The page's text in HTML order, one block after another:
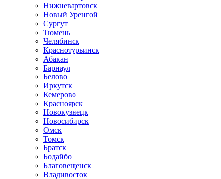
Нижневартовск
Новый Уренгой
Сургут
Тюмень
Челябинск
Краснотурьинск
Абакан
Барнаул
Белово
Иркутск
Кемерово
Красноярск
Новокузнецк
Новосибирск
Омск
Томск
Братск
Бодайбо
Благовещенск
Владивосток